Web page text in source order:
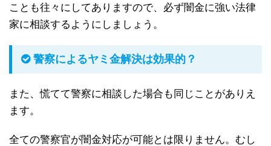
ことも往々にしてありますので、必ず闇金に強い法律
家に相談するようにしましょう。
警察によるヤミ金解決は効果的？
また、慌てて警察に相談した場合も同じことがありえ
ます。
全ての警察官が闇金対応が可能とは限りません。むし